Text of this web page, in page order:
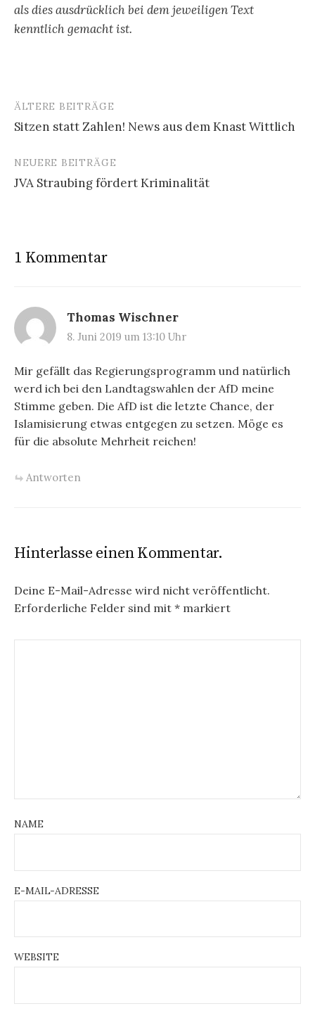
als dies ausdrücklich bei dem jeweiligen Text
kenntlich gemacht ist.
Beitragsnavigation
ÄLTERE BEITRÄGE
Sitzen statt Zahlen! News aus dem Knast Wittlich
NEUERE BEITRÄGE
JVA Straubing fördert Kriminalität
1 Kommentar
Thomas Wischner
8. Juni 2019 um 13:10 Uhr
Mir gefällt das Regierungsprogramm und natürlich
werd ich bei den Landtagswahlen der AfD meine
Stimme geben. Die AfD ist die letzte Chance, der
Islamisierung etwas entgegen zu setzen. Möge es
für die absolute Mehrheit reichen!
Antworten
Hinterlasse einen Kommentar.
Deine E-Mail-Adresse wird nicht veröffentlicht.
Erforderliche Felder sind mit * markiert
NAME
E-MAIL-ADRESSE
WEBSITE